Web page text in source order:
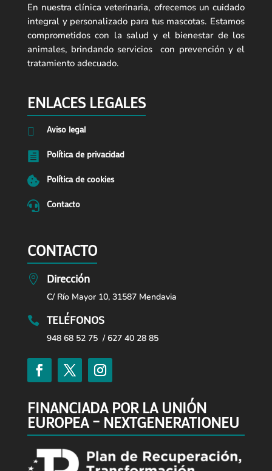
En nuestra clínica veterinaria, ofrecemos un cuidado
integral y personalizado para tus mascotas. Estamos
comprometidos con la salud y el bienestar de los
animales, brindando servicios con prevención y el
tratamiento adecuado.
ENLACES LEGALES
 Aviso legal
 Política de privacidad
 Política de cookies
 Contacto
CONTACTO
 Dirección
C/ Río Mayor 10, 31587 Mendavia
 TELÉFONOS
948 68 52 75 / 627 40 28 85
FINANCIADA POR LA UNIÓN
EUROPEA – NEXTGENERATIONEU